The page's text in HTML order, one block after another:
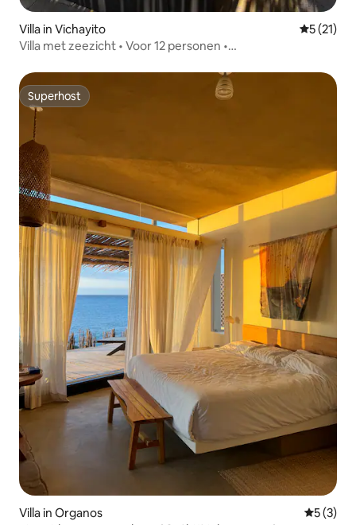
Villa in Vichayito
5 (21)
Villa met zeezicht • Voor 12 personen •
Superhost
Superhost
Villa in Organos
5 (3)